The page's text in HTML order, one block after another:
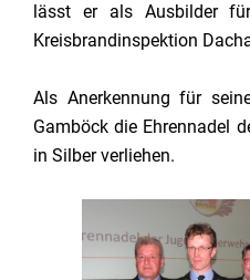
lässt er als Ausbilder
Kreisbrandinspektion
Als Anerkennung für
Gamböck die Ehrennadel
in Silber verliehen.